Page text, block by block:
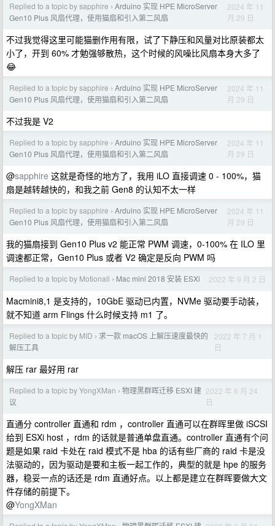
Replied to a topic by sapphire › Arduino 实现 HPE MicroServer
Gen10 Plus 风扇代理，使用猫扇和引入第二风扇
2024 年 11
月 29 日
不过我觉得这里可能猫删作用有限，试了下静压和风量对比原装都太
小了，开到 60% 才勉强够散热，这个时候的风噪比风扇本身大多了
😂
Replied to a topic by sapphire › Arduino 实现 HPE MicroServer
Gen10 Plus 风扇代理，使用猫扇和引入第二风扇
2024 年 11
月 29 日
不过我是 V2
Replied to a topic by sapphire › Arduino 实现 HPE MicroServer
Gen10 Plus 风扇代理，使用猫扇和引入第二风扇
2024 年 11
月 29 日
@sapphire 这就是奇怪的地方了，我用 iLO 直接调速 0 - 100%，猫
扇是越转越快的，和我之前 Gen8 的认知不太一样
Replied to a topic by sapphire › Arduino 实现 HPE MicroServer
Gen10 Plus 风扇代理，使用猫扇和引入第二风扇
2024 年 11
月 29 日
我的猫扇接到 Gen10 Plus v2 能正常 PWM 调速，0-100% 在 ILO 里
调速都正常，Gen10 Plus 或者 V2 确定是反向 PWM 吗
Replied to a topic by Motionall › Mac mini 2018 安装 ESXi 2022 年 9 月 2 日
Macmini8,1 是支持的，10GbE 驱动已内置，NVMe 驱动要手动装，
就不知道 arm Flings 什么时候支持 m1 了。
Replied to a topic by MID › 求一款 macOS 上解压速度最快的
解压工具
2022 年 7 月 1
日
解压 rar 最好用 rar
Replied to a topic by YongXMan › 物理黑群晖迁移 ESXI 建
议
2022 年 6 月 24
日
直通分 controller 直通和 rdm ，controller 直通可以在群晖里做 iSCSI
给到 ESXi host ，rdm 的话就是普通单盘直通。controller 直通有个问
题是如果 raid 卡处在 raid 模式不是 hba 的话有些厂商的 raid 卡是没
法驱动的，因为驱动是要和主板一起工作的，典型的就是 hpe 的服务
器，稳妥一点的话还是 rdm 直通好点。以上都是建立在群晖要做大文
件存储的前提下。
@YongXMan